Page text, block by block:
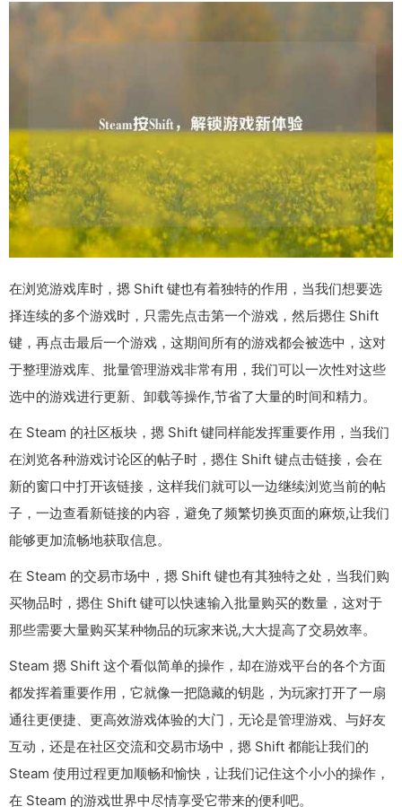
在浏览游戏库时，摁 Shift 键也有着独特的作用，当我们想要选
择连续的多个游戏时，只需先点击第一个游戏，然后摁住 Shift
键，再点击最后一个游戏，这期间所有的游戏都会被选中，这对
于整理游戏库、批量管理游戏非常有用，我们可以一次性对这些
选中的游戏进行更新、卸载等操作,节省了大量的时间和精力。
在 Steam 的社区板块，摁 Shift 键同样能发挥重要作用，当我们
在浏览各种游戏讨论区的帖子时，摁住 Shift 键点击链接，会在
新的窗口中打开该链接，这样我们就可以一边继续浏览当前的帖
子，一边查看新链接的内容，避免了频繁切换页面的麻烦,让我们
能够更加流畅地获取信息。
在 Steam 的交易市场中，摁 Shift 键也有其独特之处，当我们购
买物品时，摁住 Shift 键可以快速输入批量购买的数量，这对于
那些需要大量购买某种物品的玩家来说,大大提高了交易效率。
Steam 摁 Shift 这个看似简单的操作，却在游戏平台的各个方面
都发挥着重要作用，它就像一把隐藏的钥匙，为玩家打开了一扇
通往更便捷、更高效游戏体验的大门，无论是管理游戏、与好友
互动，还是在社区交流和交易市场中，摁 Shift 都能让我们的
Steam 使用过程更加顺畅和愉快，让我们记住这个小小的操作，
在 Steam 的游戏世界中尽情享受它带来的便利吧。